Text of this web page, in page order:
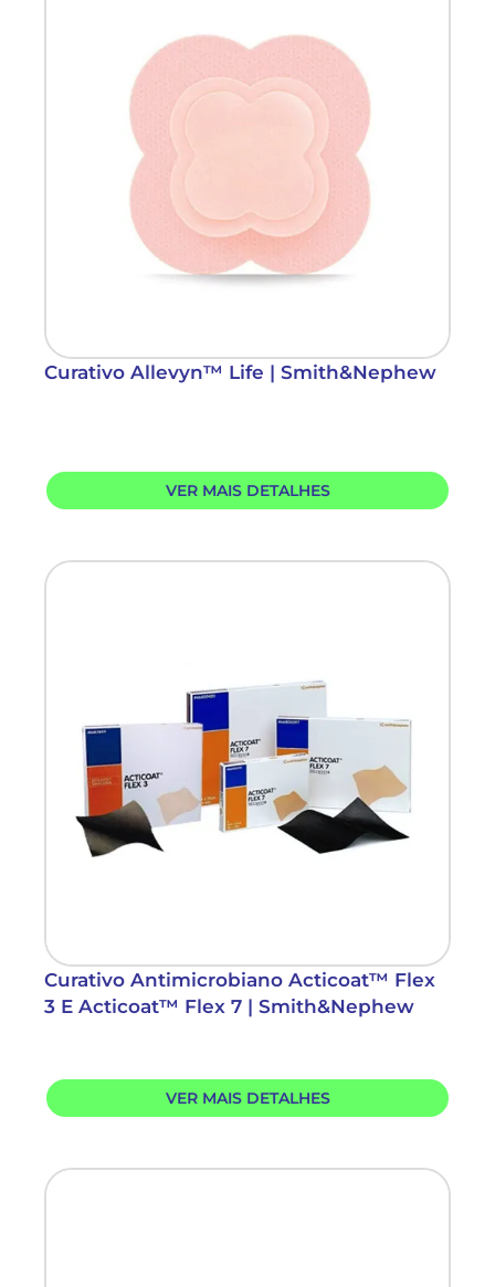
Curativo Allevyn™ Life | Smith&Nephew
VER MAIS DETALHES
Curativo Antimicrobiano Acticoat™ Flex
3 E Acticoat™ Flex 7 | Smith&Nephew
VER MAIS DETALHES